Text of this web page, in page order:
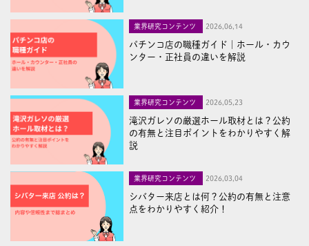
業界研究コンテンツ 2026,06,14
パチンコ店の職種ガイド｜ホール・カウ
ンター・正社員の違いを解説
業界研究コンテンツ 2026,05,23
滝沢ガレソの厳選ホール取材とは？公約
の有無と注目ポイントをわかりやすく解
説
業界研究コンテンツ 2026,03,04
シバター来店とは何？公約の有無と注意
点をわかりやすく紹介！